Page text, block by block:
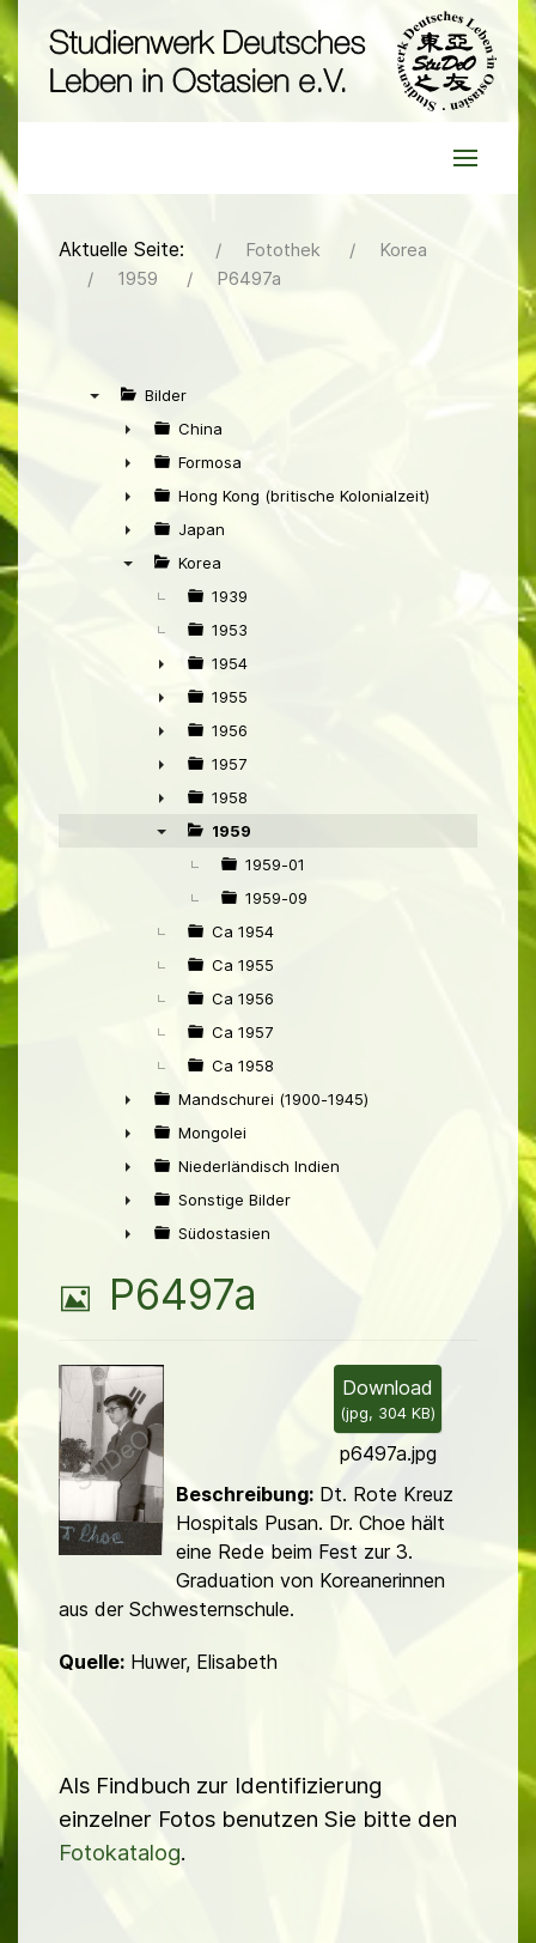
Aktuelle Seite: Fotothek
Korea
1959
P6497a
Bilder
►
China
►
Formosa
►
Hong Kong (britische Kolonialzeit)
►
Japan
Korea
1939
1953
►
1954
►
1955
►
1956
►
1957
►
1958
1959
1959-01
1959-09
Ca 1954
Ca 1955
Ca 1956
Ca 1957
Ca 1958
►
Mandschurei (1900-1945)
►
Mongolei
►
Niederländisch Indien
►
Sonstige Bilder
Südostasien
B
l
d
P6497a
Download
(jpg, 304 KB)
p6497a.jpg
Beschreibung:Dt. Rote Kreuz
Hospitals Pusan. Dr. Choe hält
eine Rede beim Fest zur 3.
Graduation von Koreane­rinnen
aus der Schwes­tern­schule.
Quelle: Huwer, Elisabeth
Als Findbuch zur Identifizierung
einzelner Fotos benutzen Sie bitte den
Fotokatalog.